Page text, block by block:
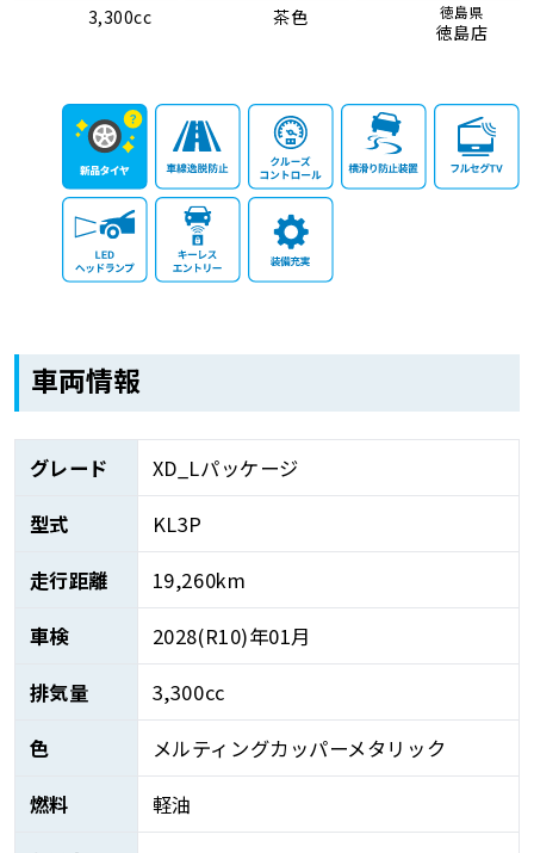
3,300cc
茶色
徳島県
徳島店
車両情報
グレード
XD_Lパッケージ
型式
KL3P
走行距離
19,260km
車検
2028(R10)年01月
排気量
3,300cc
色
メルティングカッパーメタリック
燃料
軽油